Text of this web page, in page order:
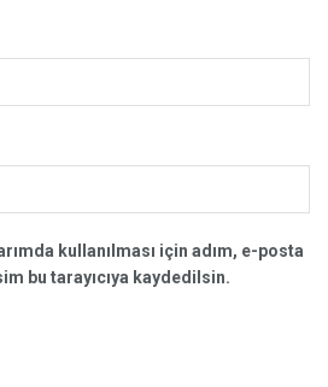
kullanılması için adım, e-posta
bu tarayıcıya kaydedilsin.